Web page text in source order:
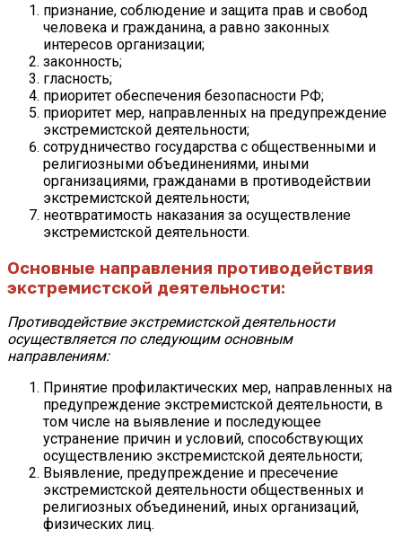
признание, соблюдение и защита прав и свобод
человека и гражданина, а равно законных
интересов организации;
законность;
гласность;
приоритет обеспечения безопасности РФ;
приоритет мер, направленных на предупреждение
экстремистской деятельности;
сотрудничество государства с общественными и
религиозными объединениями, иными
организациями, гражданами в противодействии
экстремистской деятельности;
неотвратимость наказания за осуществление
экстремистской деятельности.
Основные направления противодействия
экстремистской деятельности:
Противодействие экстремистской деятельности
осуществляется по следующим основным
направлениям:
Принятие профилактических мер, направленных на
предупреждение экстремистской деятельности, в
том числе на выявление и последующее
устранение причин и условий, способствующих
осуществлению экстремистской деятельности;
Выявление, предупреждение и пресечение
экстремистской деятельности общественных и
религиозных объединений, иных организаций,
физических лиц.